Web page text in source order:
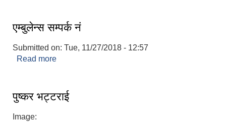
एम्बुलेन्स सम्पर्क नं
Submitted on: Tue, 11/27/2018 - 12:57
Read more
पुष्कर भट्टराई
Image: